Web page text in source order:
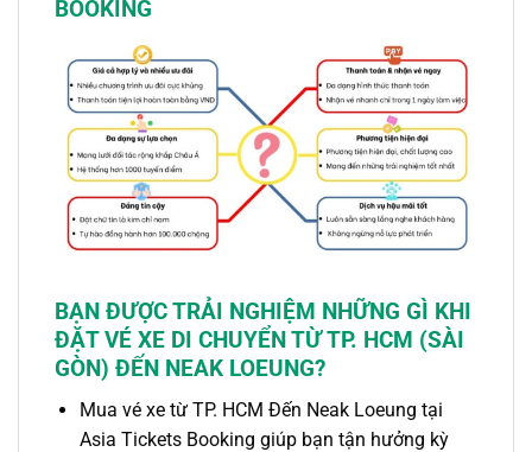
BOOKING
BẠN ĐƯỢC TRẢI NGHIỆM NHỮNG GÌ KHI
ĐẶTVÉ XE DI CHUYỂN TỪ TP. HCM (SÀI
GÒN) ĐẾN NEAK LOEUNG?
Mua vé xe từ TP. HCM Đến Neak Loeung tại
Asia Tickets Booking giúp bạn tận hưởng kỳ